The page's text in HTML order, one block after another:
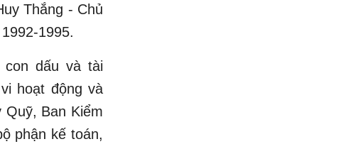
Thắng - Chủ
1995.
dấu và tài
hoạt động và
Ban Kiểm
phận kế toán,